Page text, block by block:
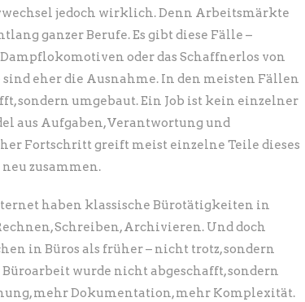
jedoch wirklich. Denn Arbeitsmärkte
ganzer Berufe. Es gibt diese Fälle –
oder das Schaffnerlos von
eher die Ausnahme. In den meisten Fällen
sondern umgebaut. Ein Job ist kein einzelner
aus Aufgaben, Verantwortung und
Fortschritt greift meist einzelne Teile dieses
zusammen.
haben klassische Bürotätigkeiten in
Schreiben, Archivieren. Und doch
in Büros als früher – nicht trotz, sondern
wurde nicht abgeschafft, sondern
mehr Dokumentation, mehr Komplexität.